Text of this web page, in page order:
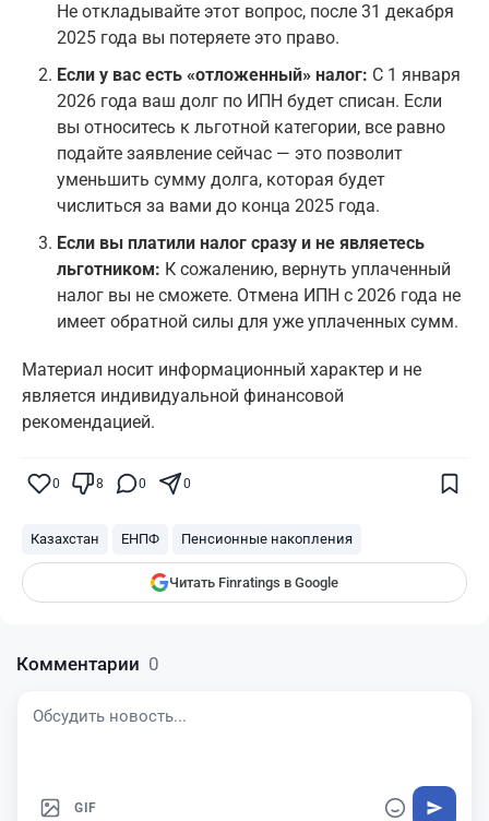
Не откладывайте этот вопрос, после 31 декабря
2025 года вы потеряете это право.
Если у вас есть «отложенный» налог: С 1 января
2026 года ваш долг по ИПН будет списан. Если
вы относитесь к льготной категории, все равно
подайте заявление сейчас — это позволит
уменьшить сумму долга, которая будет
числиться за вами до конца 2025 года.
Если вы платили налог сразу и не являетесь
льготником: К сожалению, вернуть уплаченный
налог вы не сможете. Отмена ИПН с 2026 года не
имеет обратной силы для уже уплаченных сумм.
Материал носит информационный характер и не
является индивидуальной финансовой
рекомендацией.
0 8 0 0
Казахстан ЕНПФ Пенсионные накопления
Читать Finratings в Google
показываться вам
Комментарии 0
GIF